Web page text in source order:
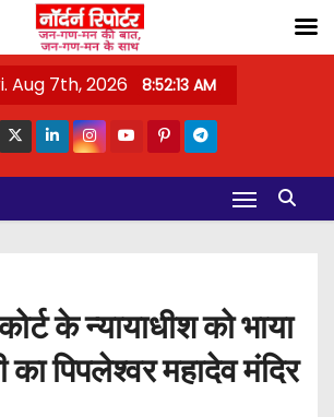
Aug 7th, 2026 8:52:14 AM
के न्यायाधीश को भाया
का पिपलेश्वर महादेव मंदिर